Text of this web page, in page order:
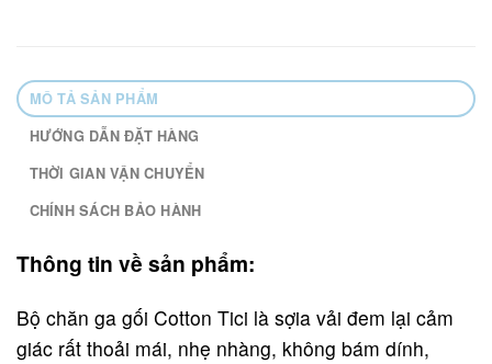
MÔ TẢ SẢN PHẨM
HƯỚNG DẪN ĐẶT HÀNG
THỜI GIAN VẬN CHUYỂN
CHÍNH SÁCH BẢO HÀNH
Thông tin về sản phẩm:
Bộ chăn ga gối Cotton Tici là sợia vải đem lại cảm
giác rất thoải mái, nhẹ nhàng, không bám dính,